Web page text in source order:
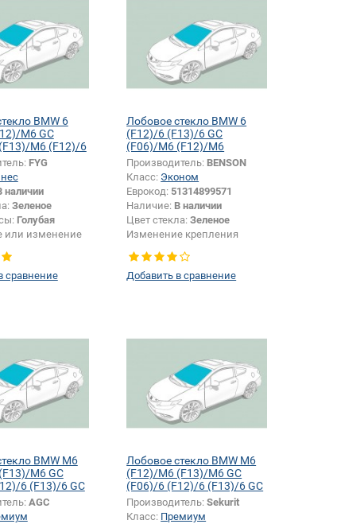
BMW 6
M6 GC
M6 (F12)/6
FYG
наличии
Зеленое
Голубая
или изменение
сравнение
Лобовое стекло BMW 6
(F12)/6 (F13)/6 GC
(F06)/M6 (F12)/M6
(F13)/M6 GC (F06)
Производитель: BENSON
Класс: Эконом
Еврокод: 51314899571
Наличие: В наличии
Цвет стекла:Зеленое
Изменение крепления
зеркала + шелкографии +
датчика:Да
Добавить в сравнение
BMW M6
M6 GC
6 (F13)/6 GC
AGC
Лобовое стекло BMW M6
(F12)/M6 (F13)/M6 GC
(F06)/6 (F12)/6 (F13)/6 GC
(F06)
Производитель:Sekurit
Класс: Премиум